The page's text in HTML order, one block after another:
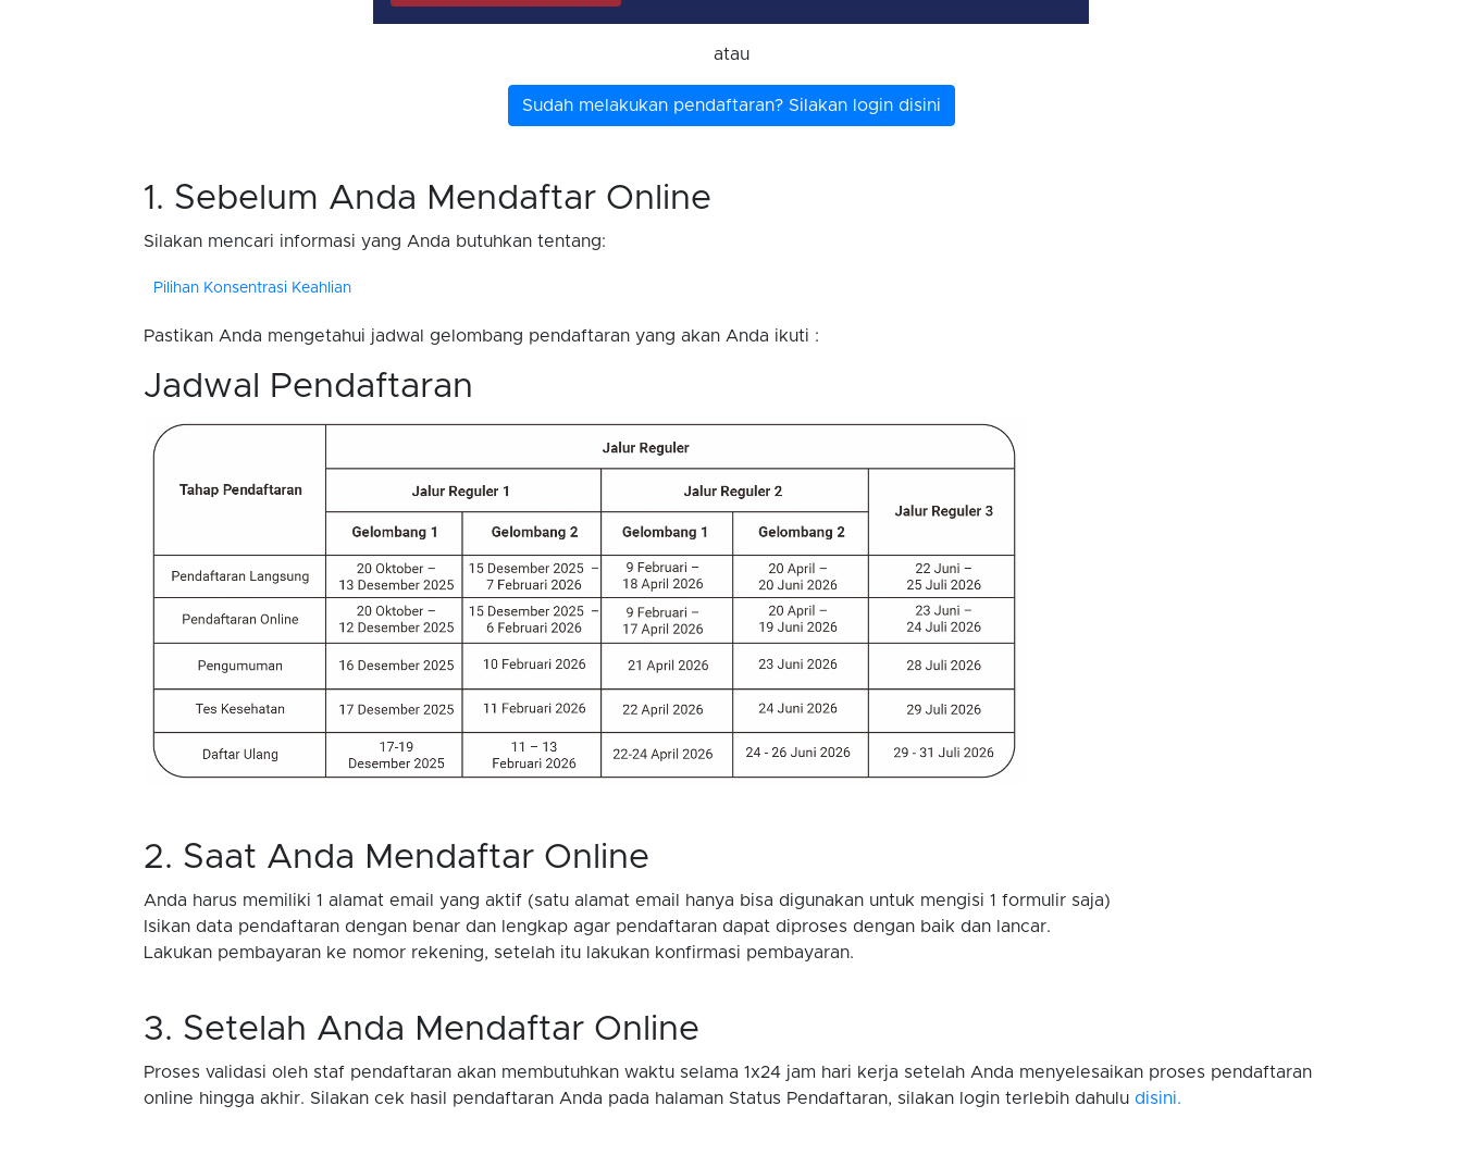
atau
Sudah melakukan pendaftaran? Silakan login disini
1. Sebelum Anda Mendaftar Online
Silakan mencari informasi yang Anda butuhkan tentang:
Pilihan Konsentrasi Keahlian
Pastikan Anda mengetahui jadwal gelombang pendaftaran yang akan Anda ikuti :
Jadwal Pendaftaran
2. Saat Anda Mendaftar Online
Anda harus memiliki 1 alamat email yang aktif (satu alamat email hanya bisa digunakan untuk mengisi 1 formulir saja)
Isikan data pendaftaran dengan benar dan lengkap agar pendaftaran dapat diproses dengan baik dan lancar.
Lakukan pembayaran ke nomor rekening, setelah itu lakukan konfirmasi pembayaran.
3. Setelah Anda Mendaftar Online
Proses validasi oleh staf pendaftaran akan membutuhkan waktu selama 1x24 jam hari kerja setelah Anda menyelesaikan proses pendaftaran
online hingga akhir. Silakan cek hasil pendaftaran Anda pada halaman Status Pendaftaran, silakan login terlebih dahulu disini.